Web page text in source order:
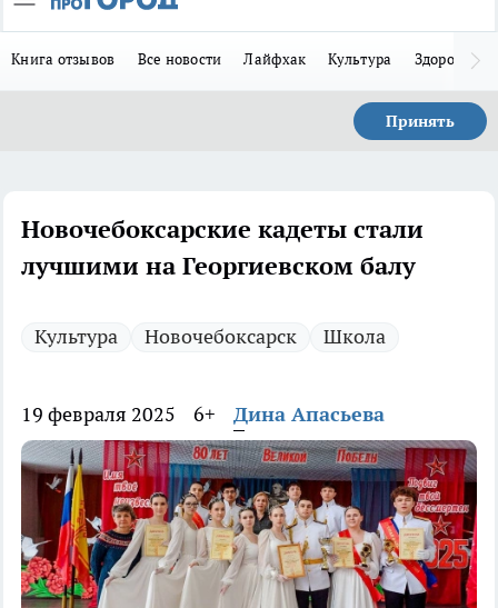
Книга отзывов Все новости Лайфхак Культура Здоровье
Принять
Новочебоксарские кадеты стали
лучшими на Георгиевском балу
Культура Новочебоксарск Школа
19 февраля 2025 6+ Дина Апасьева